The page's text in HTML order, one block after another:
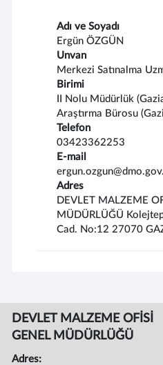
Adı ve Soyadı
Ergün ÖZGÜN
Unvan
Merkezi Satınalma
Birimi
II Nolu Müdürlük
Araştırma Bürosu
Telefon
03423362253
E-mail
Adres
DEVLET MALZEME
MÜDÜRLÜĞÜ
Cad. No:12 27070
DEVLET MALZEME OFİSİ
GENEL MÜDÜRLÜĞÜ
Adres: